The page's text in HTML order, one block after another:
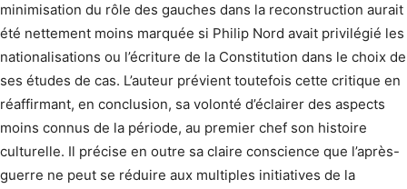
minimisation du rôle des gauches dans la reconstruction aurait
été nettement moins marquée si Philip Nord avait privilégié les
nationalisations ou l’écriture de la Constitution dans le choix de
ses études de cas. L’auteur prévient toutefois cette critique en
réaffirmant, en conclusion, sa volonté d’éclairer des aspects
moins connus de la période, au premier chef son histoire
culturelle. Il précise en outre sa claire conscience que l’après-
guerre ne peut se réduire aux multiples initiatives de la